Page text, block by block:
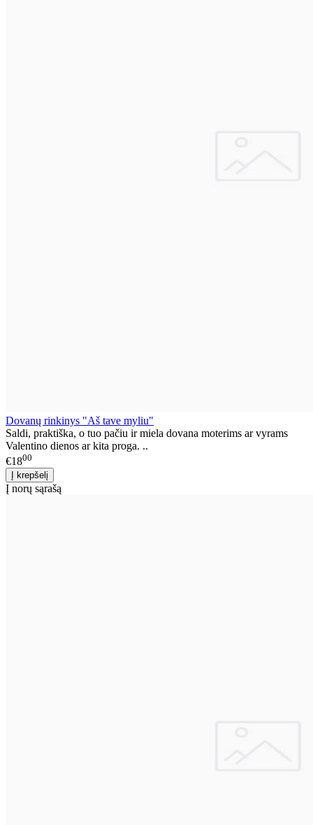
Dovanų rinkinys "Aš tave myliu"
Saldi, praktiška, o tuo pačiu ir miela dovana moterims ar vyrams
Valentino dienos ar kita proga. ..
€1800
Į norų sąrašą